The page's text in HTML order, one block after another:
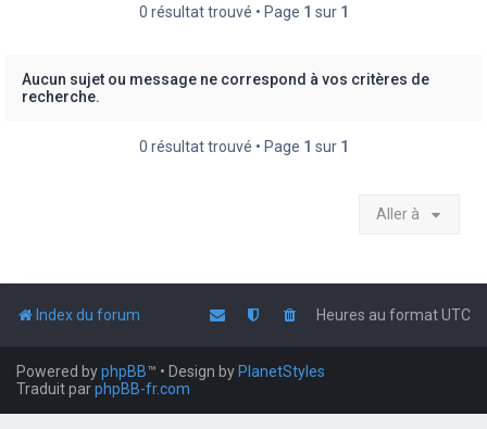
0 résultat trouvé • Page 1 sur 1
Aucun sujet ou message ne correspond à vos critères de
recherche.
0 résultat trouvé • Page 1 sur 1
Aller à
Index du forum Heures au formatUTC
Powered byphpBB™ • Design by PlanetStyles
Traduit parphpBB-fr.com